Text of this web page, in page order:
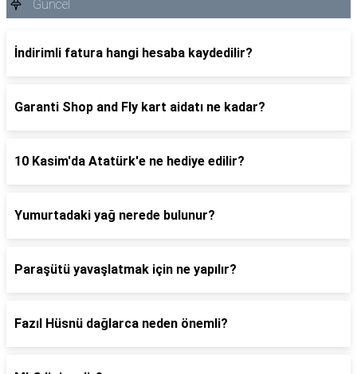
Güncel
İndirimli fatura hangi hesaba kaydedilir?
Garanti Shop and Fly kart aidatı ne kadar?
10 Kasim'da Atatürk'e ne hediye edilir?
Yumurtadaki yağ nerede bulunur?
Paraşütü yavaşlatmak için ne yapılır?
Fazıl Hüsnü dağlarca neden önemli?